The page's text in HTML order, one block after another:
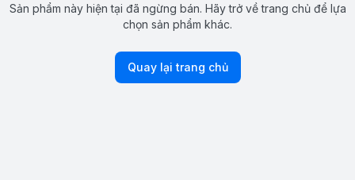
Sản phẩm này hiện tại đã ngừng bán. Hãy trở về trang chủ để lựa
chọn sản phẩm khác.
Quay lại trang chủ